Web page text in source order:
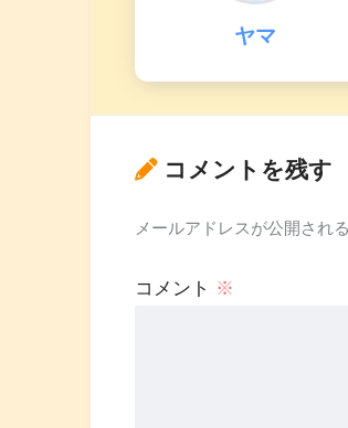
ヤマ
コメントを残す
メールアドレスが公開され
コメント ※